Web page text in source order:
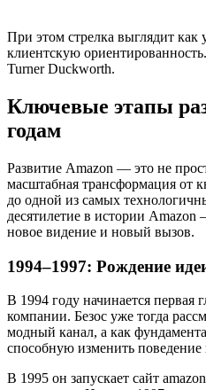
При этом стрелка выглядит как
клиентскую
Turner Duckworth.
Ключевые этапы
годам
Развитие Amazon — это не
масштабная трансформация от
до одной из самых
десятилетие в истории Amazon
новое видение и новый вызов.
1994–1997: Рождение
В 1994 году начинается первая
компании. Безос уже тогда
модный канал, а как
способную изменить поведение
В 1995 он запускает сайт